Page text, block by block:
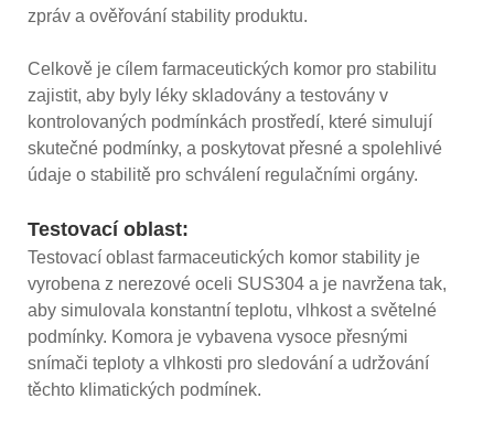
zpráv a ověřování stability produktu.
Celkově je cílem farmaceutických komor pro stabilitu
zajistit, aby byly léky skladovány a testovány v
kontrolovaných podmínkách prostředí, které simulují
skutečné podmínky, a poskytovat přesné a spolehlivé
údaje o stabilitě pro schválení regulačními orgány.
Testovací oblast:
Testovací oblast farmaceutických komor stability je
vyrobena z nerezové oceli SUS304 a je navržena tak,
aby simulovala konstantní teplotu, vlhkost a světelné
podmínky. Komora je vybavena vysoce přesnými
snímači teploty a vlhkosti pro sledování a udržování
těchto klimatických podmínek.